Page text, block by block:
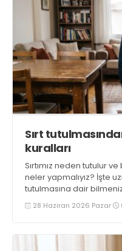
Sırt
kuralları
Sırtımız neden tutulur
neler yapmalıyız? İşte
tutulmasına dair
28 Haziran 2026 Pazar